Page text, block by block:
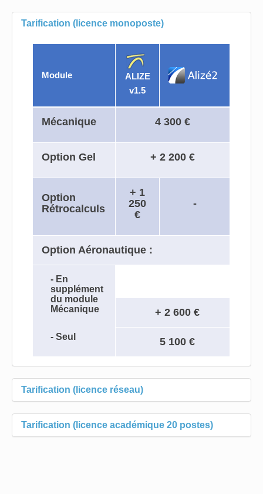
Tarification (licence monoposte)
Module
ALIZE
v1.5
Mécanique 4 300 €
Option Gel + 2 200 €
Option
Rétrocalculs
+ 1
250
€
-
Option Aéronautique :
- En
supplément
du module
Mécanique
- Seul
+ 2 600 €
5 100 €
Tarification (licence réseau)
Tarification (licence académique 20 postes)
Titre: Mme Mr